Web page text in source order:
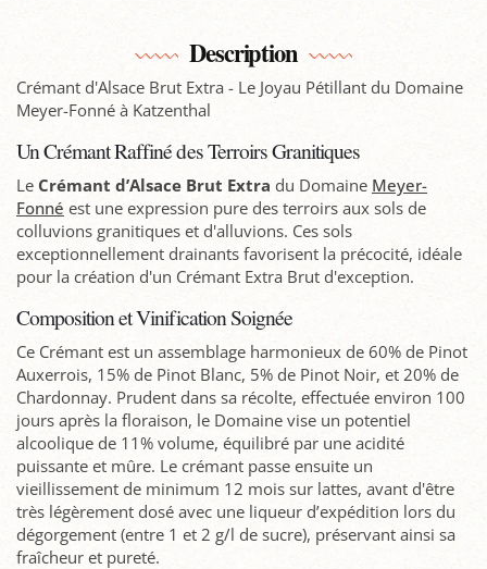
Description
Crémant d'Alsace Brut Extra - Le Joyau Pétillant du Domaine
Meyer-Fonné à Katzenthal
Un Crémant Raffiné des Terroirs Granitiques
Le Crémant d’Alsace Brut Extra du Domaine Meyer-
Fonné est une expression pure des terroirs aux sols de
colluvions granitiques et d'alluvions. Ces sols
exceptionnellement drainants favorisent la précocité, idéale
pour la création d'un Crémant Extra Brut d'exception.
Composition et Vinification Soignée
Ce Crémant est un assemblage harmonieux de 60% de Pinot
Auxerrois, 15% de Pinot Blanc, 5% de Pinot Noir, et 20% de
Chardonnay. Prudent dans sa récolte, effectuée environ 100
jours après la floraison, le Domaine vise un potentiel
alcoolique de 11% volume, équilibré par une acidité
puissante et mûre. Le crémant passe ensuite un
vieillissement de minimum 12 mois sur lattes, avant d'être
très légèrement dosé avec une liqueur d’expédition lors du
dégorgement (entre 1 et 2 g/l de sucre), préservant ainsi sa
fraîcheur et pureté.